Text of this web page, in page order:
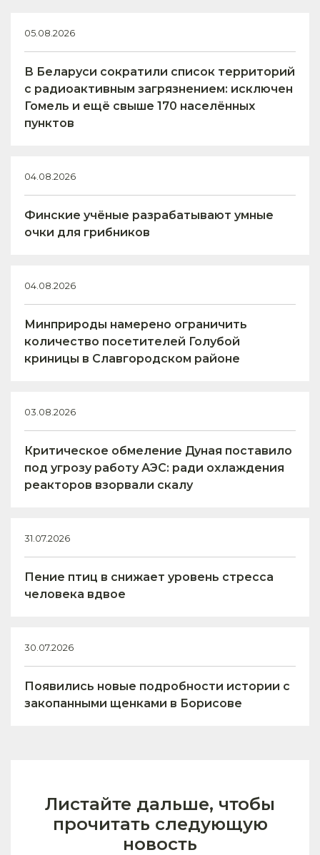
05.08.2026
В Беларуси сократили список территорий
с радиоактивным загрязнением: исключен
Гомель и ещё свыше 170 населённых
пунктов
04.08.2026
Финские учёные разрабатывают умные
очки для грибников
04.08.2026
Минприроды намерено ограничить
количество посетителей Голубой
криницы в Славгородском районе
03.08.2026
Критическое обмеление Дуная поставило
под угрозу работу АЭС: ради охлаждения
реакторов взорвали скалу
31.07.2026
Пение птиц в снижает уровень стресса
человека вдвое
30.07.2026
Появились новые подробности истории с
закопанными щенками в Борисове
Листайте дальше, чтобы
прочитать следующую
новость